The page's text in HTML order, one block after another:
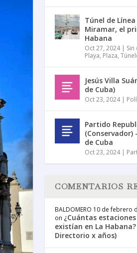
Túnel de
Miramar, el
Habana
Oct 27, 2024|
Playa, Plaza,
Jesús Villa
de Cuba)
Oct 23, 2024|
Partido
(Conservador)
de Cuba
Oct 23, 2024|
COMENTARIOS
BALDOMERO 10 de febrero
on ¿Cuántas
existían en La Habana?
Directorio x años)